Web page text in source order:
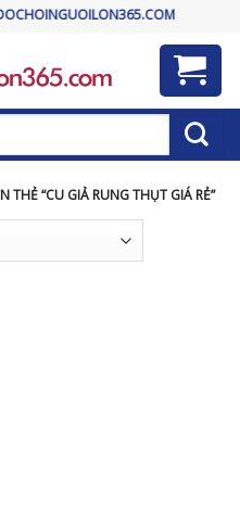
THẺ “CU GIẢ RUNG THỤT GIÁ RẺ”